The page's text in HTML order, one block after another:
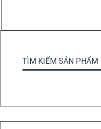
TÌM KIẾM SẢN PHẨM